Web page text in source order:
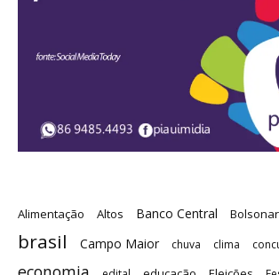
Alimentação Altos Banco Central
brasil Campo Maior chuva clima